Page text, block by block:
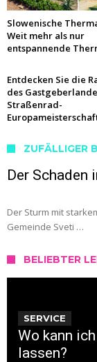
Slowenische
Weit mehr als nur
entspannende
Entdecken Sie die
des
Straßenrad-
ZUFÄLLIGER
Der Schaden
Der Sturm mit
Gemeinde Sveti …
BELIEBTER
SERVICE
Wo kann
lassen?